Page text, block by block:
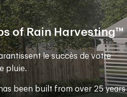
of Rain Harvesting™
le succès de votre
pluie.
been built from over 25 years